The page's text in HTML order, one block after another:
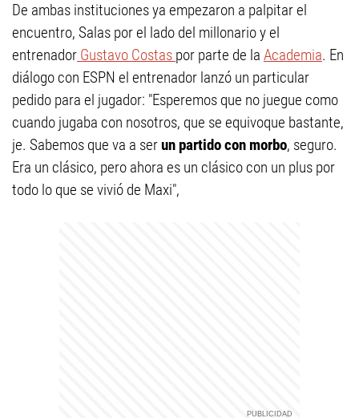
De ambas instituciones ya empezaron a palpitar el
encuentro, Salas por el lado del millonario y el
entrenador Gustavo Costas por parte de la Academia. En
diálogo con ESPN el entrenador lanzó un particular
pedido para el jugador: "Esperemos que no juegue como
cuando jugaba con nosotros, que se equivoque bastante,
je. Sabemos que va a serun partido con morbo, seguro.
Era un clásico, pero ahora es un clásico con un plus por
todo lo que se vivió de Maxi",